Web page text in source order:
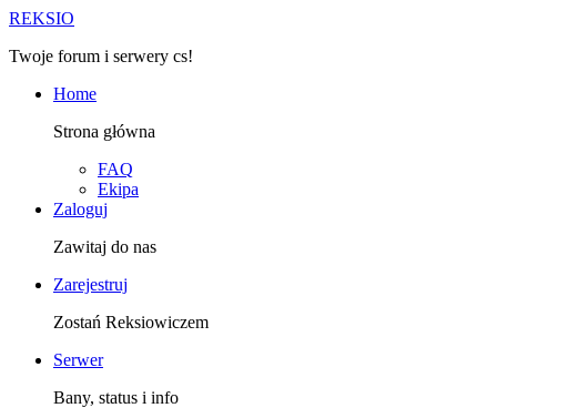
REKSIO
Twoje forum i serwery cs!
Home
Strona główna
FAQ
Ekipa
Zaloguj
Zawitaj do nas
Zarejestruj
Zostań Reksiowiczem
Serwer
Bany, status i info